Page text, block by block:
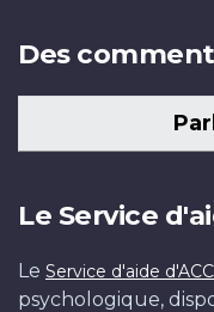
Des
Le Service
Le Service d'aide d'ACC
psychologique,